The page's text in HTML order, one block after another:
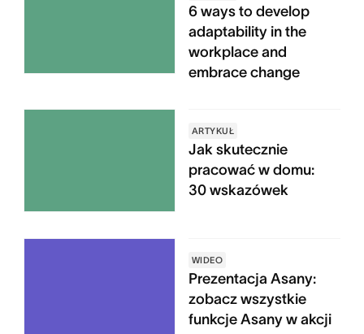
6 ways to develop
adaptability in the
workplace and
embrace change
ARTYKUŁ
Jak skutecznie
pracować w domu:
30 wskazówek
WIDEO
Prezentacja Asany:
zobacz wszystkie
funkcje Asany w akcji